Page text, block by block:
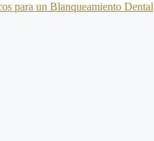
para un Blanqueamiento Dental